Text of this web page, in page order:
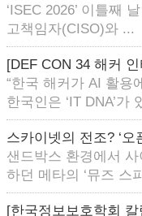
‘ISEC 2026’ 이틀째
고책임자(CISO)와 ...
[DEF CON 34 해커
“한국 해커가 AI 활용
한국인은 ‘IT DNA’가
스카이넷의 전조? ‘
샌드박스 환경에서
하던 메타의 ‘뮤즈 스
[한국정보보호학회